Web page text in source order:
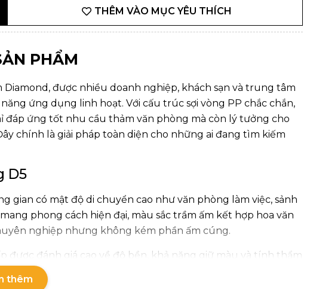
THÊM VÀO MỤC YÊU THÍCH
PHẨM
được nhiều doanh nghiệp, khách sạn và trung tâm
ứng dụng linh hoạt. Với cấu trúc sợi vòng PP chắc chắn,
ứng tốt nhu cầu thảm văn phòng mà còn lý tưởng cho
chính là giải pháp toàn diện cho những ai đang tìm kiếm
D5
gian có mật độ di chuyển cao như văn phòng làm việc, sảnh
phong cách hiện đại, màu sắc trầm ấm kết hợp hoa văn
nghiệp nhưng không kém phần ấm cúng.
được đánh giá cao về độ bền, khả năng giữ màu và tính thẩm
thể, thảm sàn văn phòng D6 góp phần tạo dấu ấn riêng cho
thêm